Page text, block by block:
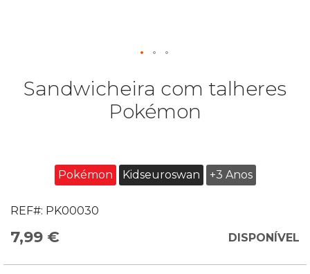
Sandwicheira com talheres
Pokémon
Pokémon Kidseuroswan +3 Anos
REF#: PK00030
7,99 € DISPONÍVEL